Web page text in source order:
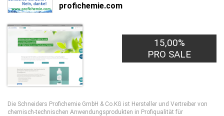
profichemie.com
15,00%
PRO SALE
Die Schneiders Profichemie GmbH & Co.KG ist Hersteller und Vertreiber von
chemisch-technischen Anwendungsprodukten in Profiqualität für